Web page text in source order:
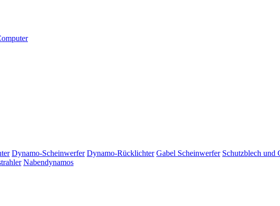
Dynamo-Scheinwerfer Dynamo-Rücklichter Gabel Scheinwerfer Schutzblech und
Nabendynamos